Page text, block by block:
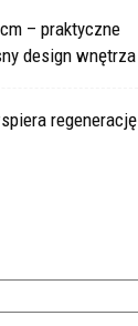
– praktyczne
design wnętrza
regenerację